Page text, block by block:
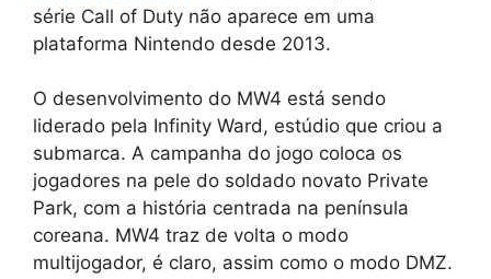
série Call of Duty não aparece em uma
plataforma Nintendo desde 2013.
O desenvolvimento do MW4 está sendo
liderado pela Infinity Ward, estúdio que criou a
submarca. A campanha do jogo coloca os
jogadores na pele do soldado novato Private
Park, com a história centrada na península
coreana. MW4 traz de volta o modo
multijogador, é claro, assim como o modo DMZ.